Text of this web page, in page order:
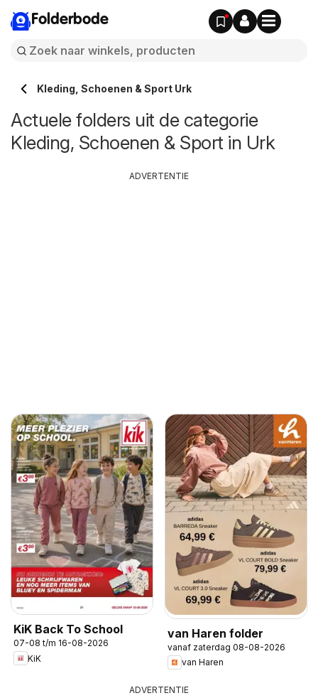
Folderbode
Kleding, Schoenen & Sport Urk
Actuele folders uit de categorie
Kleding, Schoenen & Sport in Urk
KiK Back To School
07-08 t/m 16-08-2026
KiK
van Haren folder
vanaf zaterdag 08-08-2026
van Haren
ADVERTENTIE
ADVERTENTIE